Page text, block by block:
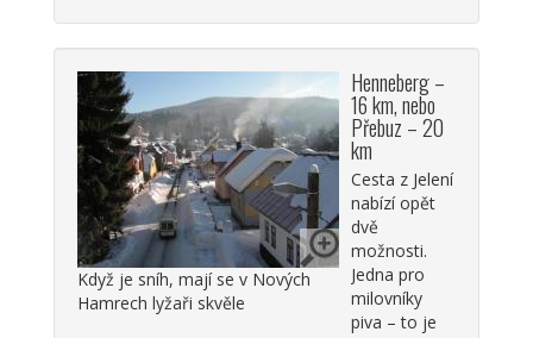
Když je sníh, mají se v Nových
Hamrech lyžaři skvěle
Henneberg –
16 km, nebo
Přebuz – 20
km
Cesta z Jelení
nabízí opět
dvě
možnosti.
Jedna pro
milovníky
piva – to je